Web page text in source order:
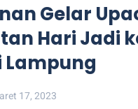
Gelar
Hari Jadi
Lampung
17, 2023